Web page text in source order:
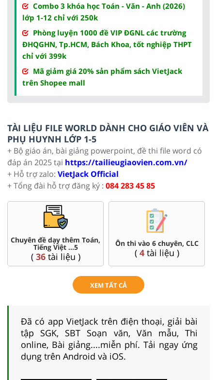
Combo 3 khóa học Toán - Văn - Anh (2026)
lớp 1-12 chỉ với 250k
Phòng luyện 1000 đề VIP ĐGNL các trường
ĐHQGHN, Tp.HCM, Bách Khoa, tốt nghiệp THPT
chỉ với 399k
Mã giảm giá 20% sản phẩm sách VietJack
trên Shopee mall
TÀI LIỆU FILE WORLD DÀNH CHO GIÁO VIÊN VÀ
PHỤ HUYNH LỚP 1-5
+ Bộ giáo án, bài giảng powerpoint, đề thi file word có
đáp án 2025 tại https://tailieugiaovien.com.vn/
+ Hỗ trợ zalo: VietJack Official
+ Tổng đài hỗ trợ đăng ký : 084 283 45 85
Chuyên đề dạy thêm Toán,
Tiếng Việt ...5
( 36tài liệu )
Ôn thi vào 6 chuyên, CLC
( 4tài liệu )
XEM TẤT CẢ
Đã có app VietJack trên điện thoại, giải bài
tập SGK, SBT Soạn văn, Văn mẫu, Thi
online, Bài giảng....miễn phí. Tải ngay ứng
dụng trên Android và iOS.